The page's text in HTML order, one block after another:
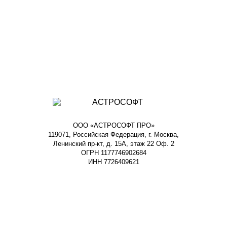
ООО «АСТРОСОФТ ПРО»
119071, Российская Федерация, г. Москва,
Ленинский пр-кт, д. 15А, этаж 22 Оф. 2
ОГРН 1177746902684
ИНН 7726409621